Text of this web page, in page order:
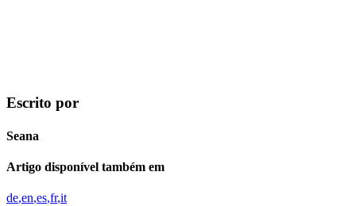
Escrito por
Seana
Artigo disponível também em
de en es fr it